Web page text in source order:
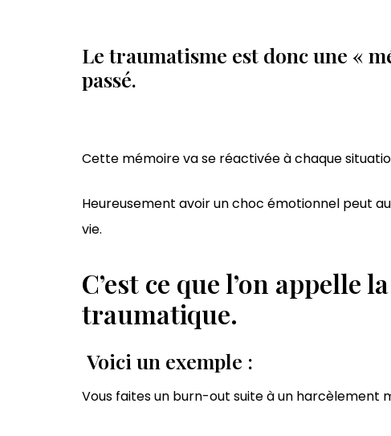
Le traumatisme est donc une «
passé.
Cette mémoire va se réactivée à chaque
Heureusement avoir un choc émotionnel peut
vie.
C’est ce que l’on appelle
traumatique.
Voici un exemple :
Vous faites un burn-out suite à un harcèlement